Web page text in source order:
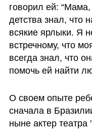
говорил ей: “Мама,
детства знал, что
всякие ярлыки. Я
встречному, что
всегда знал, что
помочь ей найти
О своем опыте
сначала в
ныне актер театра